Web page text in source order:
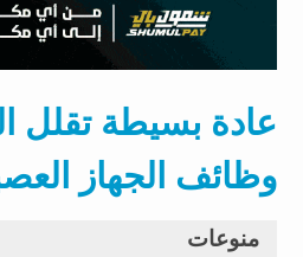
عادة بسيطة تقلل
وظائف الجهاز
منوعات